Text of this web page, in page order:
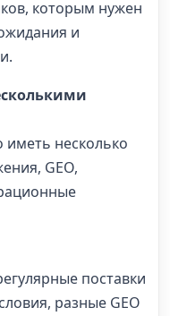
которым нужен
и
несколько
GEO,
поставки
разные GEO